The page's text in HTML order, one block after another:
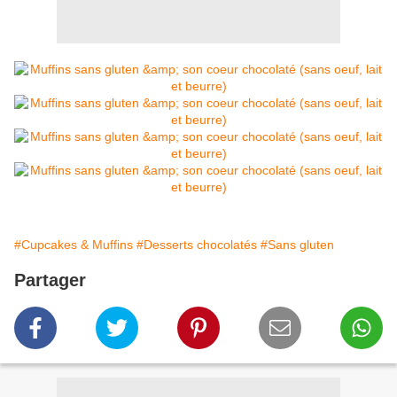
#Cupcakes & Muffins #Desserts chocolatés #Sans gluten
Partager